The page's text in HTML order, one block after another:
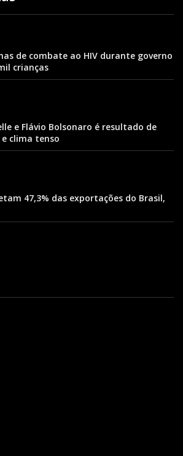
de combate ao HIV durante governo
crianças
e Flávio Bolsonaro é resultado de
clima tenso
47,3% das exportações do Brasil,